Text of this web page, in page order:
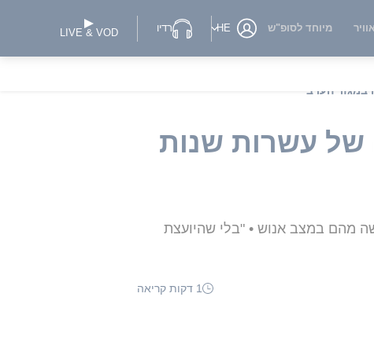
מיוחד לסופ"ש HE רדיו LIVE & VOD
הערבי"
של עשרות שנות
והביא לפציעתם של 12 בני אדם, כאשר חמישה מהם במצב אנוש • "בלי שהיועצת
1 דקות קריאה